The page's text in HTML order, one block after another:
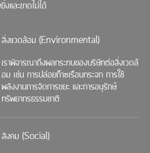
และขาดไม่ได้
สิ่งแวดล้อม (Environmental)
เราพิจารณาถึงผลกระทบของบริษัทต่อสิ่งเวดล้
อม เช่น การปล่อยก๊าซเรือนกระจก การใช้
พลังงานการจัดการขยะ และการอนุรักษ์
ทรัพยากรธรรมชาติ
สังคม (Social)